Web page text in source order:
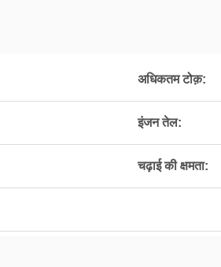
अधिकतम टोक़:
इंजन तेल:
चढ़ाई की क्षमता: